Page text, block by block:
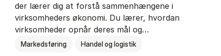
der lærer dig at forstå sammenhængene i
virksomheders økonomi. Du lærer, hvordan
virksomheder opnår deres mål og…
Markedsføring Handel og logistik